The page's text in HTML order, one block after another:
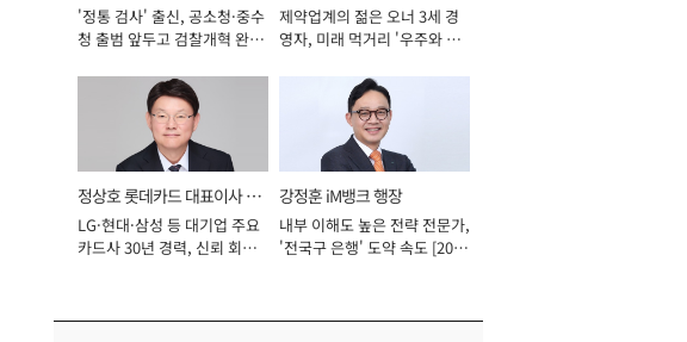
서관
'정통 검사' 출신, 공소청·중수
청 출범 앞두고 검찰개혁 완수
표이사 사장
제약업계의 젊은 오너 3세 경
영자, 미래 먹거리 '우주와 헬
정상호 롯데카드 대표이사 사
장
LG·현대·삼성 등 대기업 주요
카드사 30년 경력, 신뢰 회복
강정훈 iM뱅크 행장
내부 이해도 높은 전략 전문가,
'전국구 은행' 도약 속도 [2026